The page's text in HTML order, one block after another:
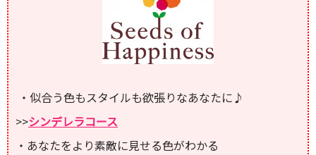
・似合う色もスタイルも欲張りなあなたに♪
>>シンデレラコース
・あなたをより素敵に見せる色がわかる